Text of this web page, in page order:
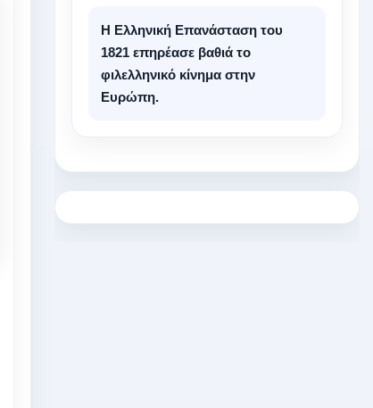
Η Ελληνική Επανάσταση του
1821 επηρέασε βαθιά το
φιλελληνικό κίνημα στην
Ευρώπη.